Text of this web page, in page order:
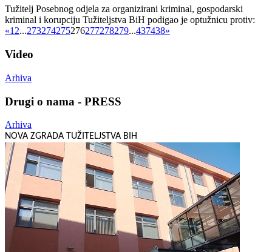
Tužitelj Posebnog odjela za organizirani kriminal, gospodarski
kriminal i korupciju Tužiteljstva BiH podigao je optužnicu protiv:
«12...273274275276277278279...437438»
Video
Arhiva
Drugi o nama - PRESS
Arhiva
NOVA ZGRADA TUŽITELJSTVA BIH